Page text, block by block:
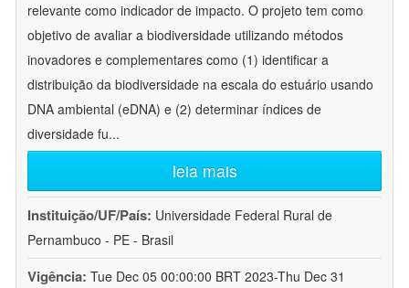
relevante como indicador de impacto. O projeto tem como
objetivo de avaliar a biodiversidade utilizando métodos
inovadores e complementares como (1) identificar a
distribuição da biodiversidade na escala do estuário usando
DNA ambiental (eDNA) e (2) determinar índices de
diversidade fu...
leia mais
Instituição/UF/País: Universidade Federal Rural de
Pernambuco - PE - Brasil
Vigência: Tue Dec 05 00:00:00 BRT 2023-Thu Dec 31